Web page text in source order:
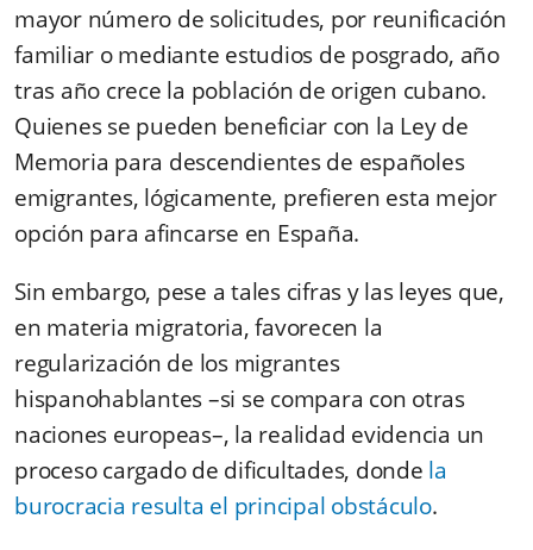
mayor número de solicitudes, por reunificación
familiar o mediante estudios de posgrado, año
tras año crece la población de origen cubano.
Quienes se pueden beneficiar con la Ley de
Memoria para descendientes de españoles
emigrantes, lógicamente, prefieren esta mejor
opción para afincarse en España.
Sin embargo, pese a tales cifras y las leyes que,
en materia migratoria, favorecen la
regularización de los migrantes
hispanohablantes –si se compara con otras
naciones europeas–, la realidad evidencia un
proceso cargado de dificultades, donde la
burocracia resulta el principal obstáculo.